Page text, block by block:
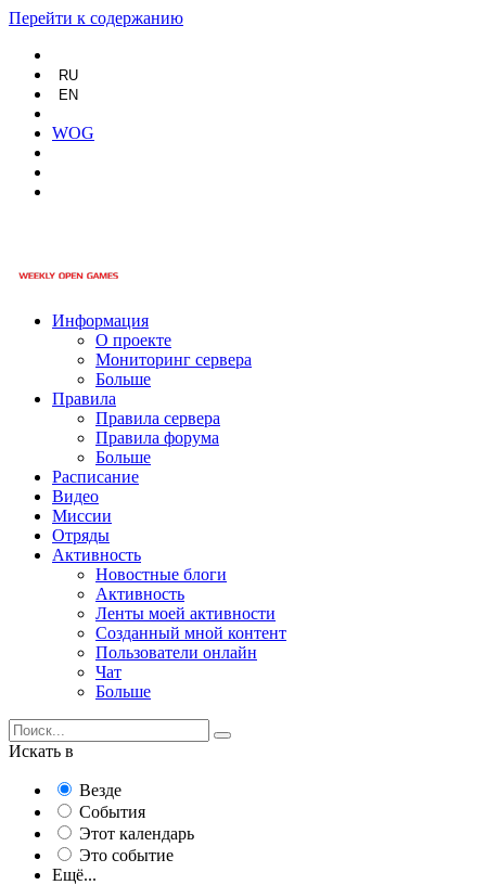
Перейти к содержанию
RU
EN
WOG
Информация
О проекте
Мониторинг сервера
Больше
Правила
Правила сервера
Правила форума
Больше
Расписание
Видео
Миссии
Отряды
Активность
Новостные блоги
Активность
Ленты моей активности
Созданный мной контент
Пользователи онлайн
Чат
Больше
Искать в
Везде
События
Этот календарь
Это событие
Ещё...